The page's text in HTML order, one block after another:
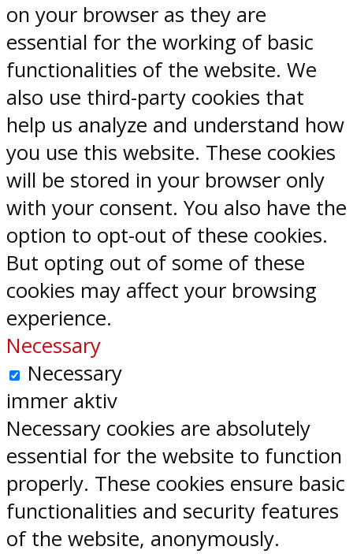
on your browser as they are
essential for the working of basic
functionalities of the website. We
also use third-party cookies that
help us analyze and understand how
you use this website. These cookies
will be stored in your browser only
with your consent. You also have the
option to opt-out of these cookies.
But opting out of some of these
cookies may affect your browsing
experience.
Necessary
Necessary
immer aktiv
Necessary cookies are absolutely
essential for the website to function
properly. These cookies ensure basic
functionalities and security features
of the website, anonymously.